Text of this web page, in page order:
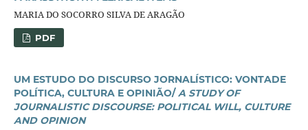
MARIA DO SOCORRO SILVA DE ARAGÃO
PDF
UM ESTUDO DO DISCURSO JORNALÍSTICO: VONTADE
POLÍTICA, CULTURA E OPINIÃO/A STUDY OF
JOURNALISTIC DISCOURSE: POLITICAL WILL, CULTURE
AND OPINION